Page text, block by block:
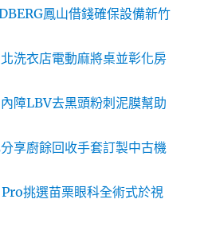
鳳山借錢確保設備新竹
洗衣店電動麻將桌並彰化房
障LBV去黑頭粉刺泥膜幫助
享廚餘回收手套訂製中古機
挑選苗栗眼科全術式於視